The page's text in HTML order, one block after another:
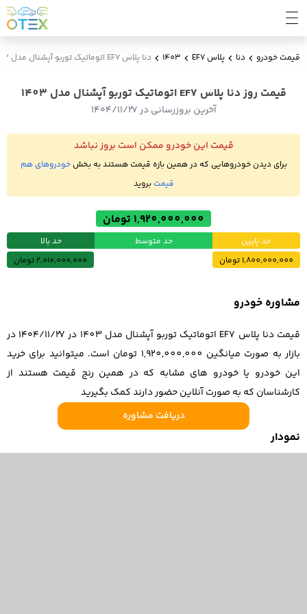
قیمت خودرو دنا پلاس EF7 1403 دنا پلاس EF7 اتوماتیک توربو آپشنال مدل 1403
قیمت روز دنا پلاس EF7 اتوماتیک توربو آپشنال مدل 1403
آخرین بروزرسانی در ۱۴۰۴/۱۱/۲۷
قیمت این خودرو ممکن است بروز نباشد
برای دیدن خودروهایی که در همین بازه قیمت هستند به بخش خودروهای هم
قیمتبروید
1,800,000,000 تومان
1,920,000,000 تومان
2,010,000,000 تومان
حد پایین حد متوسط حد بالا
مشاوره خودرو
قیمت دنا پلاس EF7 اتوماتیک توربو آپشنال مدل 1403 در ۱۴۰۴/۱۱/۲۷ در
بازار به صورت میانگین 1,920,000,000 تومان است. میتوانید برای خرید
این خودرو یا خودرو های مشابه که در همین رنج قیمت هستند از
کارشناسان که به صورت آنلاین حضور دارند کمک بگیرید
دریافت مشاوره
نمودار